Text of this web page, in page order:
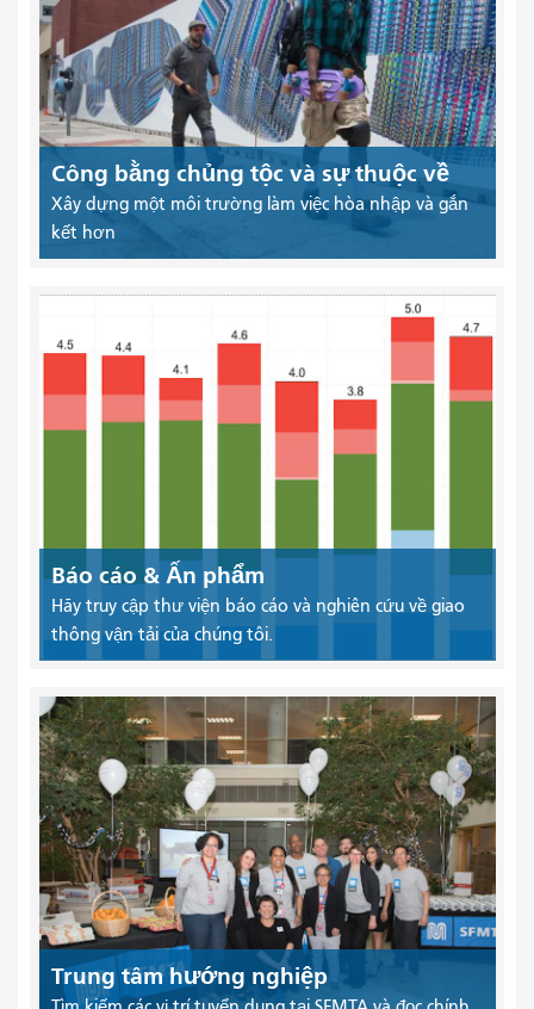
Công bằng chủng tộc và sự thuộc về
Xây dựng một môi trường làm việc hòa nhập và gắn
kết hơn
Báo cáo & Ấn phẩm
Hãy truy cập thư viện báo cáo và nghiên cứu về giao
thông vận tải của chúng tôi.
Trung tâm hướng nghiệp